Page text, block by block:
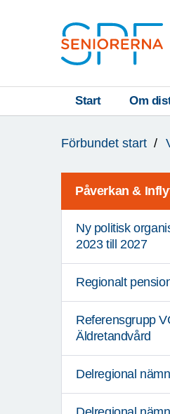
Start Om
är
Förbundet start
Påverkan &
Ny politisk
2023 till 2027
Regionalt
Referensgrupp
Äldretandvård
Delregional